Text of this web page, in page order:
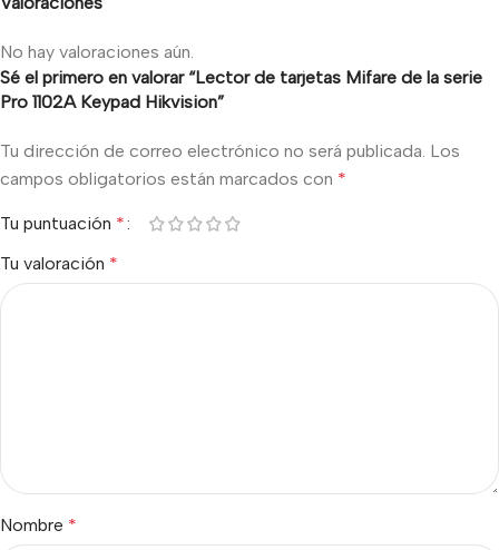
No hay valoraciones aún.
Sé el primero en valorar “Lector de tarjetas Mifare de la serie
Pro 1102A Keypad Hikvision”
Tu dirección de correo electrónico no será publicada. Los
campos obligatorios están marcados con *
Tu puntuación *
Tu valoración *
Nombre *